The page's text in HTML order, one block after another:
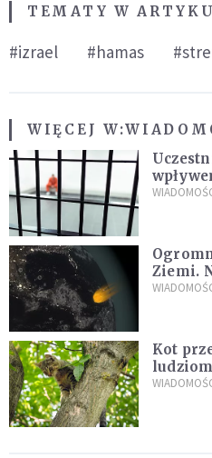
TEMATY W
#izrael #hamas
WIĘCEJ W:
zdanie
Ziemi.
Kot
kaczki.